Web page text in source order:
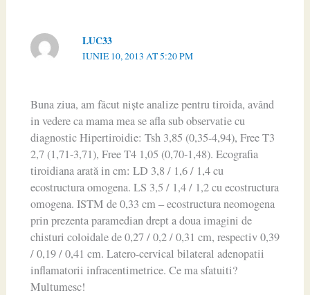
LUC33
IUNIE 10, 2013 AT 5:20 PM
Buna ziua, am făcut niște analize pentru tiroida, având
in vedere ca mama mea se afla sub observatie cu
diagnostic Hipertiroidie: Tsh 3,85 (0,35-4,94), Free T3
2,7 (1,71-3,71), Free T4 1,05 (0,70-1,48). Ecografia
tiroidiana arată in cm: LD 3,8 / 1,6 / 1,4 cu
ecostructura omogena. LS 3,5 / 1,4 / 1,2 cu ecostructura
omogena. ISTM de 0,33 cm – ecostructura neomogena
prin prezenta paramedian drept a doua imagini de
chisturi coloidale de 0,27 / 0,2 / 0,31 cm, respectiv 0,39
/ 0,19 / 0,41 cm. Latero-cervical bilateral adenopatii
inflamatorii infracentimetrice. Ce ma sfatuiti?
Multumesc!